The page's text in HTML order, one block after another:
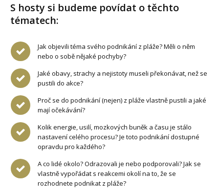
S hosty si budeme povídat o těchto
tématech:
Jak objevili téma svého podnikání z pláže? Měli o něm
nebo o sobě nějaké pochyby?
Jaké obavy, strachy a nejistoty museli překonávat, než se
pustili do akce?
Proč se do podnikání (nejen) z pláže vlastně pustili a jaké
mají očekávání?
Kolik energie, usilí, mozkových buněk a času je stálo
nastavení celého procesu? Je toto podnikání dostupné
opravdu pro každého?
A co lidé okolo? Odrazovali je nebo podporovali? Jak se
vlastně vypořádat s reakcemi okolí na to, že se
rozhodnete podnikat z pláže?